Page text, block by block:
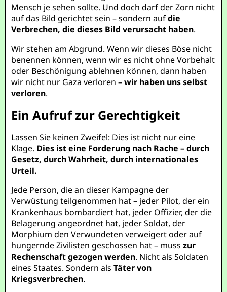
Mensch je sehen sollte. Und doch darf der Zorn nicht
auf das Bild gerichtet sein – sondern aufdie
Verbrechen, die dieses Bild verursacht haben.
Wir stehen am Abgrund. Wenn wir dieses Böse nicht
benennen können, wenn wir es nicht ohne Vorbehalt
oder Beschönigung ablehnen können, dann haben
wir nicht nur Gaza verloren –wir haben uns selbst
verloren.
Ein Aufruf zur Gerechtigkeit
Lassen Sie keinen Zweifel: Dies ist nicht nur eine
Klage. Dies ist eine Forderung nach Rache – durch
Gesetz, durch Wahrheit, durch internationales
Urteil.
Jede Person, die an dieser Kampagne der
Verwüstung teilgenommen hat – jeder Pilot, der ein
Krankenhaus bombardiert hat, jeder Offizier, der die
Belagerung angeordnet hat, jeder Soldat, der
Morphium den Verwundeten verweigert oder auf
hungernde Zivilisten geschossen hat – musszur
Rechenschaft gezogen werden. Nicht als Soldaten
eines Staates. Sondern alsTäter von
Kriegsverbrechen.